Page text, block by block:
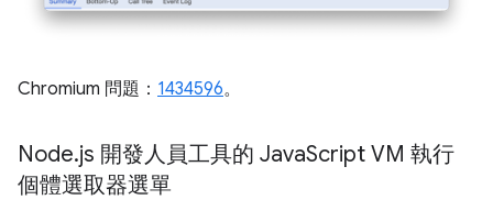
Chromium 問題： 1434596。
Node.js 開發人員工具的 JavaScript VM 執行
個體選取器選單